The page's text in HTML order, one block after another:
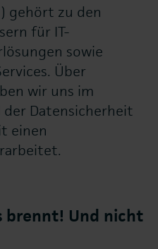
gehört zu den
für IT-
sowie
Über
wir uns im
Datensicherheit
einen
brennt! Und nicht